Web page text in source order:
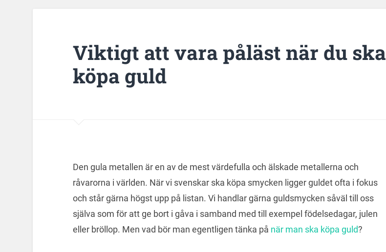
Viktigt att vara påläst när du ska
köpa guld
Den gula metallen är en av de mest värdefulla och älskade metallerna och
råvarorna i världen. När vi svenskar ska köpa smycken ligger guldet ofta i fokus
och står gärna högst upp på listan. Vi handlar gärna guldsmycken såväl till oss
själva som för att ge bort i gåva i samband med till exempel födelsedagar, julen
eller bröllop. Men vad bör man egentligen tänka på när man ska köpa guld?